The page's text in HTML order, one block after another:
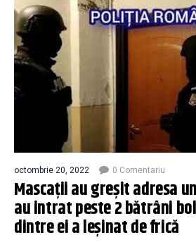
octombrie 20, 2022 0 Comentariu
Mascaţii au greşit adresa
au intrat peste 2 bătrâni
dintre ei a leșinat de frică